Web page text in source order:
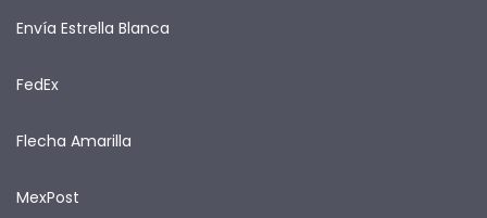
Envía Estrella Blanca
FedEx
Flecha Amarilla
MexPost